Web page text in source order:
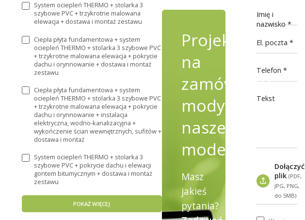
System ociepleń THERMO + stolarka 3
szybowe PVC + trzykrotne malowana
elewacja + dostawa i montaż zestawu
Ciepła płyta fundamentowa + system
ociepleń THERMO + stolarka 3 szybowe PVC
+ trzykrotne malowana elewacja + pokrycie
dachu i orynnowanie + dostawa i montaż
zestawu
Ciepła płyta fundamentowa + system
ociepleń THERMO + stolarka 3 szybowe PVC
+ trzykrotne malowana elewacja + pokrycie
dachu i orynnowanie + instalacja
elektryczna, wodno-kanalizacyjna +
wykończenie ścian wewnętrznych, sufitów +
dostawa i montaż
System ociepleń THERMO + stolarka 3
szybowe PVC + pokrycie dachu i elewacji
gontem bitumycznym + dostawa i montaż
zestawu
POKAŻ WIĘCEJ
Projekty
na
zamówienie,
modyfikując
nasze
modele
Masz
jakieś
pytania?
Imię i
nazwisko
El. poczta
Telefon
Tekst
Dołączyć
plik(PDF,
JPG, PNG,
do 5MB)